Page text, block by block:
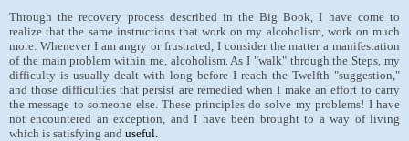
Through the recovery process described in the Big Book, I have come to
realize that the same instructions that work on my alcoholism, work on much
more. Whenever I am angry or frustrated, I consider the matter a manifestation
of the main problem within me, alcoholism. As I "walk" through the Steps, my
difficulty is usually dealt with long before I reach the Twelfth "suggestion,"
and those difficulties that persist are remedied when I make an effort to carry
the message to someone else. These principles do solve my problems! I have
not encountered an exception, and I have been brought to a way of living
which is satisfying and useful.